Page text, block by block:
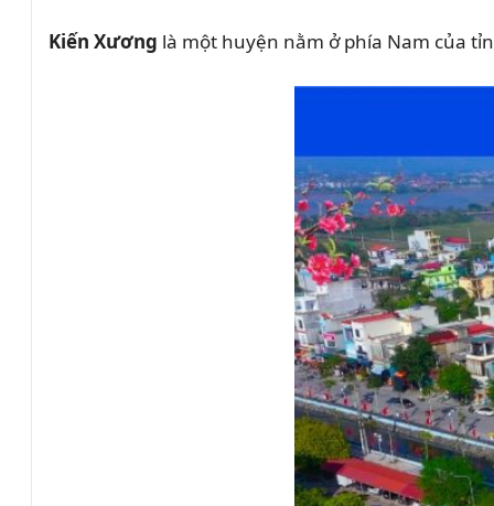
Kiến Xương là một huyện nằm ở phía Nam của